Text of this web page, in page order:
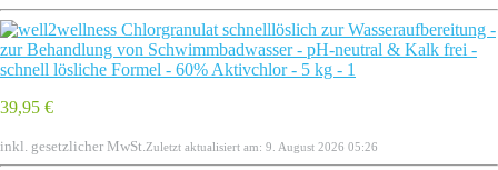
39,95 €
inkl. gesetzlicher MwSt. Zuletzt aktualisiert am: 9. August 2026 05:26